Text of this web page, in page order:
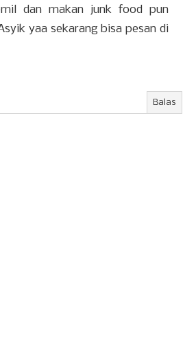
dan makan junk food pun
yaa sekarang bisa pesan di
Balas